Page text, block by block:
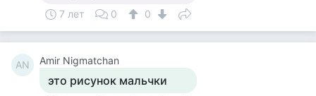
7 лет 0 0
AN Amir Nigmatchan
это рисунок мальчки